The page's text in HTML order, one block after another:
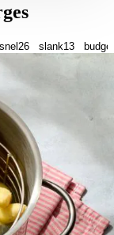
snel 26 slank13 budget